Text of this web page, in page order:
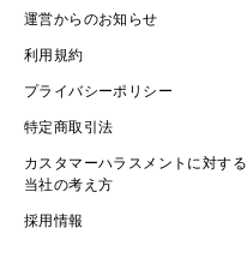
運営からのお知らせ
利用規約
プライバシーポリシー
特定商取引法
カスタマーハラスメントに対する
当社の考え方
採用情報